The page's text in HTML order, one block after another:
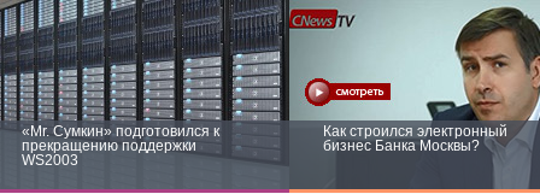
«Mr. Сумкин» подготовился к
прекращению поддержки
WS2003
Как строился электронный
бизнес Банка Москвы?